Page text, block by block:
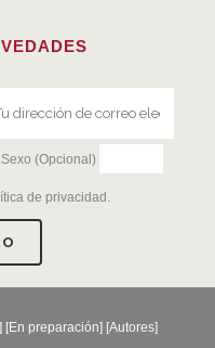
Sexo (Opcional)
de privacidad .
] [En preparación] [Autores]